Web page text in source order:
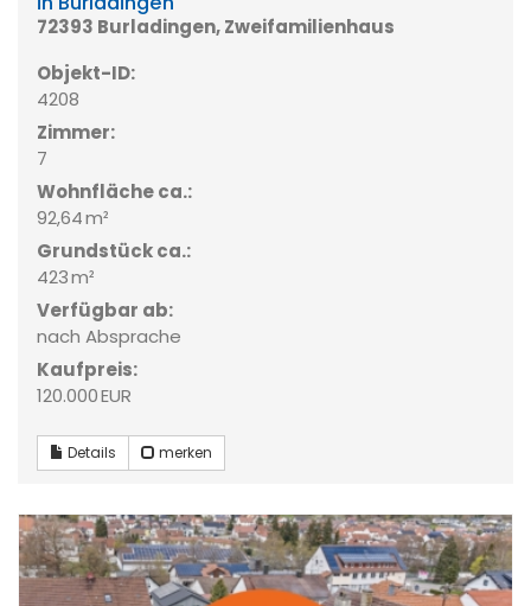
72393 Burladingen, Zweifamilienhaus
Objekt-ID:
4208
Zimmer:
7
Wohnfläche ca.:
92,64 m²
Grund­stück ca.:
423 m²
Verfügbar ab:
nach Absprache
Kaufpreis:
120.000 EUR
Details merken